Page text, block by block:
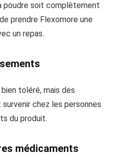
poudre soit complètement
prendre Flexomore une
un repas.
toléré, mais des
chez les personnes
du produit.
médicaments